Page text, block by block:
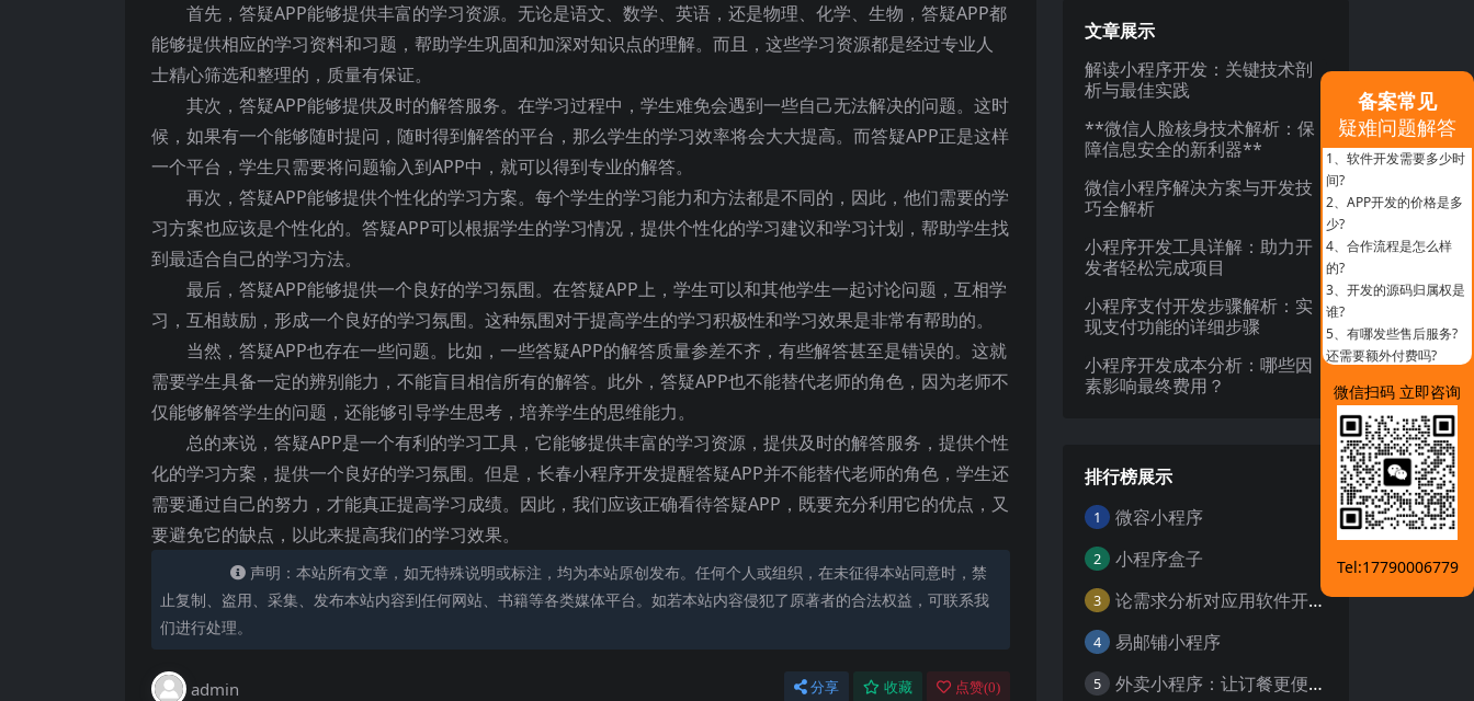
首先，答疑APP能够提供丰富的学习资源。无论是语文、数学、英语，还是物理、化学、生物，答疑APP都
能够提供相应的学习资料和习题，帮助学生巩固和加深对知识点的理解。而且，这些学习资源都是经过专业人
士精心筛选和整理的，质量有保证。
其次，答疑APP能够提供及时的解答服务。在学习过程中，学生难免会遇到一些自己无法解决的问题。这时
候，如果有一个能够随时提问，随时得到解答的平台，那么学生的学习效率将会大大提高。而答疑APP正是这样
一个平台，学生只需要将问题输入到APP中，就可以得到专业的解答。
再次，答疑APP能够提供个性化的学习方案。每个学生的学习能力和方法都是不同的，因此，他们需要的学
习方案也应该是个性化的。答疑APP可以根据学生的学习情况，提供个性化的学习建议和学习计划，帮助学生找
到最适合自己的学习方法。
最后，答疑APP能够提供一个良好的学习氛围。在答疑APP上，学生可以和其他学生一起讨论问题，互相学
习，互相鼓励，形成一个良好的学习氛围。这种氛围对于提高学生的学习积极性和学习效果是非常有帮助的。
当然，答疑APP也存在一些问题。比如，一些答疑APP的解答质量参差不齐，有些解答甚至是错误的。这就
需要学生具备一定的辨别能力，不能盲目相信所有的解答。此外，答疑APP也不能替代老师的角色，因为老师不
仅能够解答学生的问题，还能够引导学生思考，培养学生的思维能力。
总的来说，答疑APP是一个有利的学习工具，它能够提供丰富的学习资源，提供及时的解答服务，提供个性
化的学习方案，提供一个良好的学习氛围。但是，长春小程序开发提醒答疑APP并不能替代老师的角色，学生还
需要通过自己的努力，才能真正提高学习成绩。因此，我们应该正确看待答疑APP，既要充分利用它的优点，又
要避免它的缺点，以此来提高我们的学习效果。
声明：本站所有文章，如无特殊说明或标注，均为本站原创发布。任何个人或组织，在未征得本站同意时，禁
止复制、盗用、采集、发布本站内容到任何网站、书籍等各类媒体平台。如若本站内容侵犯了原著者的合法权益，可联系我
们进行处理。
admin 分享 收藏 点赞(0)
文章展示
解读小程序开发：关键技术剖
析与最佳实践
**微信人脸核身技术解析：保
障信息安全的新利器**
微信小程序解决方案与开发技
巧全解析
小程序开发工具详解：助力开
发者轻松完成项目
小程序支付开发步骤解析：实
现支付功能的详细步骤
小程序开发成本分析：哪些因
素影响最终费用？
排行榜展示
1 微容小程序
2 小程序盒子
3 论需求分析对应用软件开发的重要性
4 易邮铺小程序
5 外卖小程序：让订餐更便捷，吃货的福音
备案常见
疑难问题解答
1、 软件开发需要多少时
间?
2、 APP开发的价格是多
少?
4、 合作流程是怎么样
的?
3、 开发的源码归属权是
谁?
5、 有哪发些售后服务?
还需要额外付费吗?
微信扫码 立即咨询
Tel:17790006779